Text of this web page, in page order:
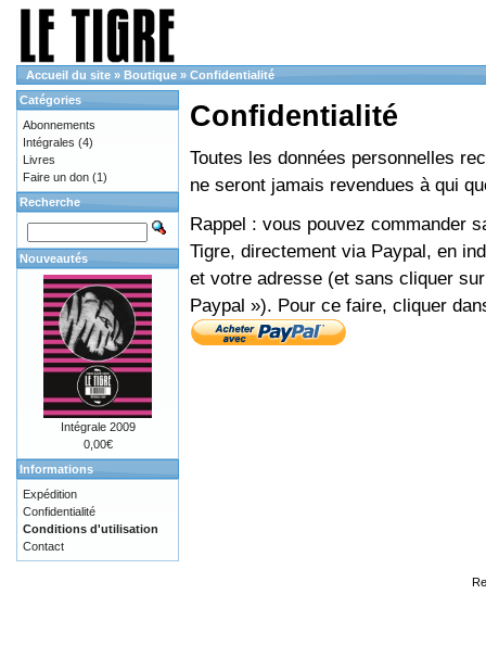
Accueil du site » Boutique » Confidentialité
Confidentialité
Toutes les données personnelles
ne seront jamais revendues à qui
Rappel : vous pouvez commander
Tigre, directement via Paypal, en
et votre adresse (et sans cliquer
Paypal »). Pour ce faire, cliquer
Catégories
Abonnements
Intégrales (4)
Livres
Faire un don (1)
Recherche
Nouveautés
Intégrale 2009
0,00€
Informations
Expédition
Confidentialité
Conditions d'utilisation
Contact